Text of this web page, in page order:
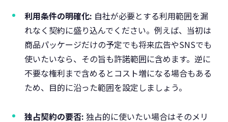
利用条件の明確化: 自社が必要とする利用範囲を漏
れなく契約に盛り込んでください​。例えば、当初は
商品パッケージだけの予定でも将来広告やSNSでも
使いたいなら、その旨も許諾範囲に含めます。逆に
不要な権利まで含めるとコスト増になる場合もある
ため、目的に沿った範囲を設定しましょう。
独占契約の要否: 独占的に使いたい場合はそのメリ